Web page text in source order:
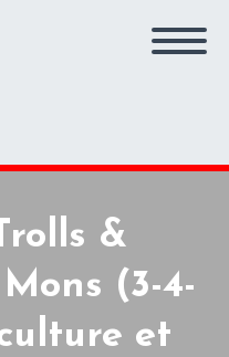
&
(3-4-
et